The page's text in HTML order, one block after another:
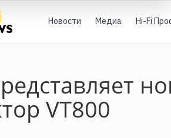
Новости Медиа Hi-Fi
VT800